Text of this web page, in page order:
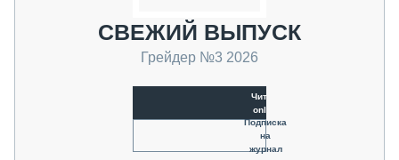
СВЕЖИЙ ВЫПУСК
Грейдер №3 2026
Читать
online
Подписка
на
журнал